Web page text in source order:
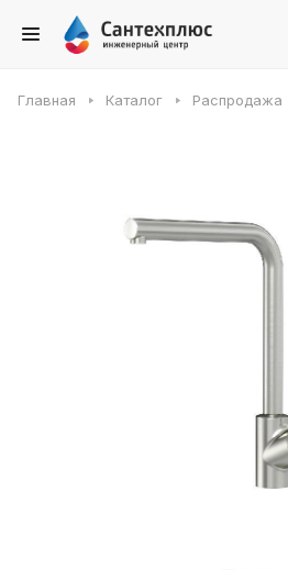
Главная Каталог Распродажа